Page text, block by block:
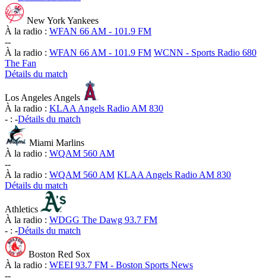
New York Yankees
À la radio : WFAN 66 AM - 101.9 FM
--
À la radio : WFAN 66 AM - 101.9 FM WCNN - Sports Radio 680
The Fan
Détails du match
Los Angeles Angels
À la radio : KLAA Angels Radio AM 830
- : -Détails du match
Miami Marlins
À la radio : WQAM 560 AM
--
À la radio : WQAM 560 AM KLAA Angels Radio AM 830
Détails du match
Athletics
À la radio : WDGG The Dawg 93.7 FM
- : -Détails du match
Boston Red Sox
À la radio : WEEI 93.7 FM - Boston Sports News
--